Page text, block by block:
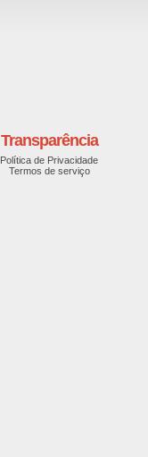
Transparência
Política de Privacidade
Termos de serviço